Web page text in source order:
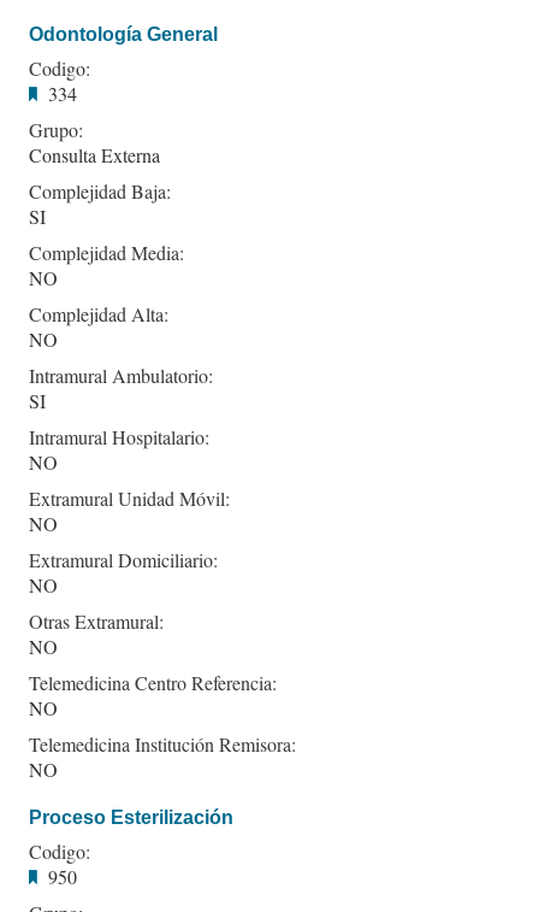
Odontología General
Codigo:
334
Grupo:
Consulta Externa
Complejidad Baja:
SI
Complejidad Media:
NO
Complejidad Alta:
NO
Intramural Ambulatorio:
SI
Intramural Hospitalario:
NO
Extramural Unidad Móvil:
NO
Extramural Domiciliario:
NO
Otras Extramural:
NO
Telemedicina Centro Referencia:
NO
Telemedicina Institución Remisora:
NO
Proceso Esterilización
Codigo:
950